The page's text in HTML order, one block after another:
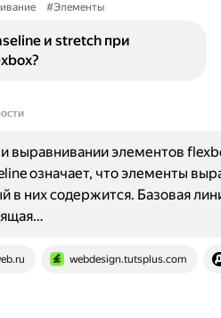
#Элементы
и stretch при
webdesign.tutsplus.com
выравнивании элементов
означает, что элементы
в них содержится. Базовая